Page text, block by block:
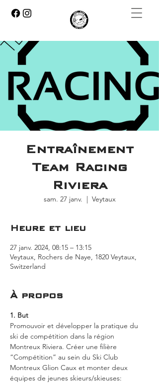
Entraînement
Team Racing
Riviera
sam. 27 janv.
  |
Veytaux
Heure et lieu
27 janv. 2024, 08:15 – 13:15
Veytaux, Rochers de Naye, 1820 Veytaux,
Switzerland
À propos
1. But
Promouvoir et développer la pratique du
ski de compétition dans la région
Montreux Riviera. Créer une filière
“Compétition” au sein du Ski Club
Montreux Glion Caux et monter deux
équipes de jeunes skieurs/skieuses: